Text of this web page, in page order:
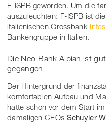
F-ISPB geworden. Um die
auszuleuchten: F-ISPB ist
italienischen Grossbank
Bankengruppe in Italien.
Die Neo-Bank Alpian ist
gegangen
Der Hintergrund der
komfortablen Aufbau und
hatte schon vor dem Start
damaligen CEOs Schuyler